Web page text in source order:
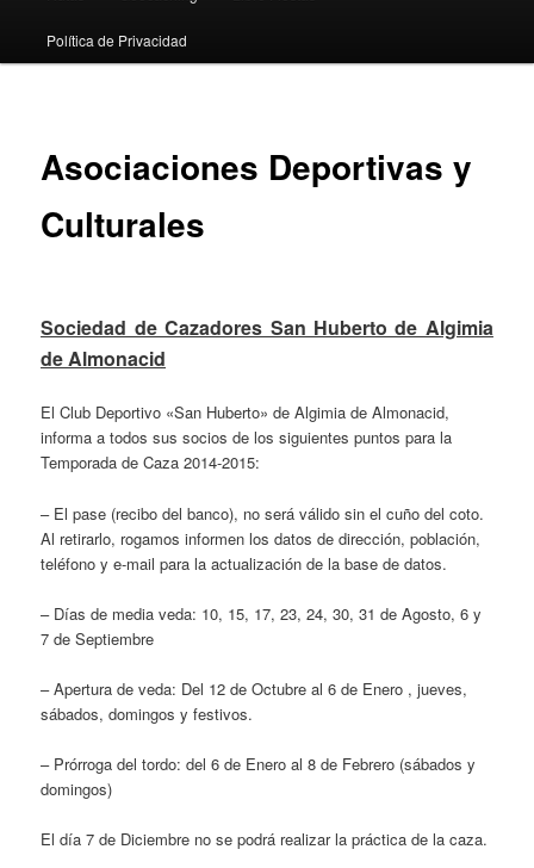
Política de Privacidad
Asociaciones Deportivas y
Culturales
Sociedad de Cazadores San Huberto de Algimia
de Almonacid
El Club Deportivo «San Huberto» de Algimia de Almonacid,
informa a todos sus socios de los siguientes puntos para la
Temporada de Caza 2014-2015:
– El pase (recibo del banco), no será válido sin el cuño del coto.
Al retirarlo, rogamos informen los datos de dirección, población,
teléfono y e-mail para la actualización de la base de datos.
– Días de media veda: 10, 15, 17, 23, 24, 30, 31 de Agosto, 6 y
7 de Septiembre
– Apertura de veda: Del 12 de Octubre al 6 de Enero , jueves,
sábados, domingos y festivos.
– Prórroga del tordo: del 6 de Enero al 8 de Febrero (sábados y
domingos)
El día 7 de Diciembre no se podrá realizar la práctica de la caza.